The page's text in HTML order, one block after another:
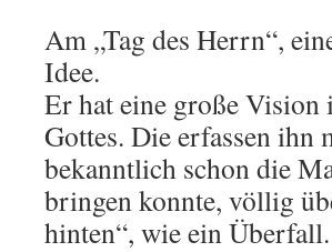
Am „Tag des Herrn“,
Idee.
Er hat eine große
Gottes. Die erfassen ihn
bekanntlich schon die
bringen konnte, völlig
hinten“, wie ein Überfall.